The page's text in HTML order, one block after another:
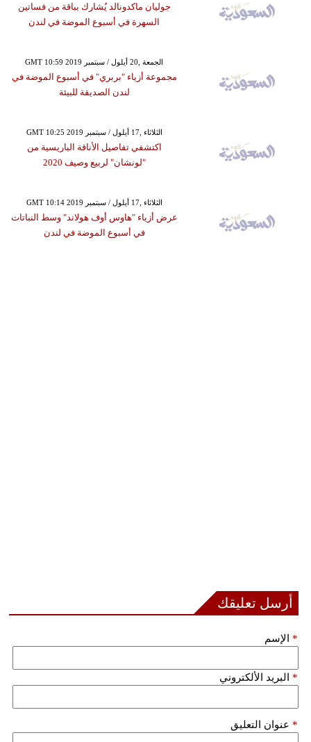
جوليان ماكدونالد يُشارك بباقة من فساتين
السهرة في أسبوع الموضة في لندن
GMT 10:59 2019 الجمعة ,20 أيلول / سبتمبر
مجموعة أزياء "بربري" في أسبوع الموضة في
لندن الصديقة للبيئة
GMT 10:25 2019 الثلاثاء ,17 أيلول / سبتمبر
اكتشفي تفاصيل الأناقة الباريسية من
"لونشان" لربيع وصيف 2020
GMT 10:14 2019 الثلاثاء ,17 أيلول / سبتمبر
عرض أزياء "هاوس أوف هولاند" وسط النباتات
في أسبوع الموضة في لندن
أرسل تعليقك
الإسم *
البريد الألكتروني *
عنوان التعليق *